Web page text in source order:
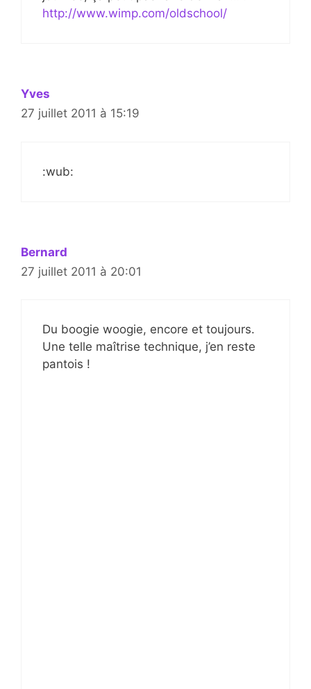
http://www.wimp.com/oldschool/
Yves
27 juillet 2011 à 15:19
:wub:
Bernard
27 juillet 2011 à 20:01
Du boogie woogie, encore et toujours.
Une telle maîtrise technique, j’en reste
pantois !